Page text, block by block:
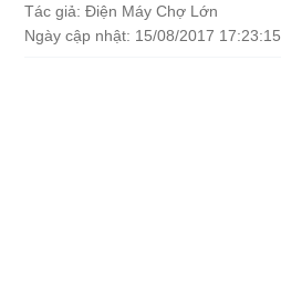
Tác giả: Điện Máy Chợ Lớn
Ngày cập nhật: 15/08/2017 17:23:15